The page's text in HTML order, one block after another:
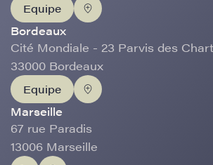
Equipe
Bordeaux
Cité Mondiale - 23 Parvis des
33000 Bordeaux
Equipe
Marseille
67 rue Paradis
13006 Marseille